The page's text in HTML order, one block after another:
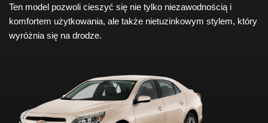
Ten model pozwoli cieszyć się nie tylko niezawodnością i
komfortem użytkowania, ale także nietuzinkowym stylem, który
wyróżnia się na drodze.